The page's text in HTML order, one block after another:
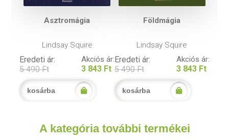
Asztromágia
Lindsay Squire
Eredeti ár:
5 490 Ft
Akciós ár:
3 843 Ft
kosárba
Földmágia
Lindsay Squire
Eredeti ár:
5 490 Ft
Akciós ár:
3 843 Ft
kosárba
A kategória további termékei